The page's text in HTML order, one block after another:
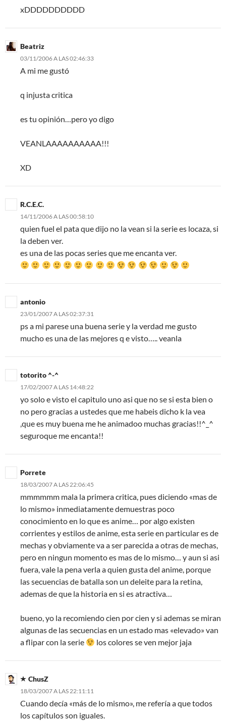
xDDDDDDDDDD
Beatriz
03/11/2006 A LAS 02:46:33
A mi me gustó
q injusta critica
es tu opinión…pero yo digo
VEANLAAAAAAAAAA!!!
XD
R.C.E.C.
14/11/2006 A LAS 00:58:10
quien fuel el pata que dijo no la vean si la serie es locaza, si
la deben ver.
es una de las pocas series que me encanta ver.
antonio
23/01/2007 A LAS 02:37:31
ps a mi parese una buena serie y la verdad me gusto
mucho es una de las mejores q e visto….. veanla
totorito ^-^
17/02/2007 A LAS 14:48:22
yo solo e visto el capitulo uno asi que no se si esta bien o
no pero gracias a ustedes que me habeis dicho k la vea
,que es muy buena me he animadoo muchas gracias!!^_^
seguroque me encanta!!
Porrete
18/03/2007 A LAS 22:06:45
mmmmmm mala la primera critica, pues diciendo «mas de
lo mismo» inmediatamente demuestras poco
conocimiento en lo que es anime… por algo existen
corrientes y estilos de anime, esta serie en particular es de
mechas y obviamente va a ser parecida a otras de mechas,
pero en ningun momento es mas de lo mismo… y aun si asi
fuera, vale la pena verla a quien gusta del anime, porque
las secuencias de batalla son un deleite para la retina,
ademas de que la historia en si es atractiva…
bueno, yo la recomiendo cien por cien y si ademas se miran
algunas de las secuencias en un estado mas «elevado» van
a flipar con la serie
los colores se ven mejor jaja
ChusZ
18/03/2007 A LAS 22:11:11
Cuando decía «más de lo mismo», me refería a que todos
los capítulos son iguales.